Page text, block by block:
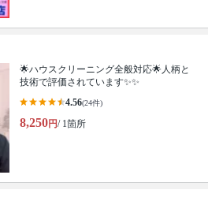
🌟ハウスクリーニング全般対応🌟人柄と
技術で評価されています✨✨
4.56(24件)
8,250円/ 1箇所